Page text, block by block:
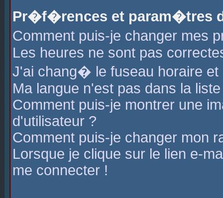
Pr�f�rences et param�tres
Comment puis-je changer mes
Les heures ne sont pas
J'ai chang� le fuseau horaire
Ma langue n'est pas dans la
Comment puis-je montrer une
d'utilisateur ?
Comment puis-je changer mon
Lorsque je clique sur le lien e-
me connecter !